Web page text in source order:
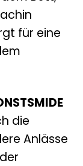
für eine
die
Anlässe